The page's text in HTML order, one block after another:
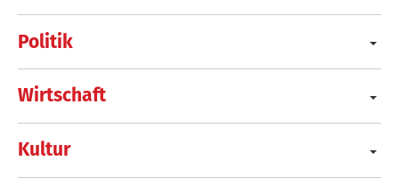
Politik
Wirtschaft
Kultur